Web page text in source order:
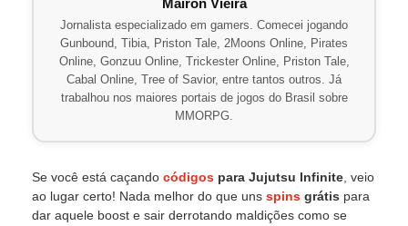
Jornalista especializado em gamers. Comecei jogando
Gunbound, Tibia, Priston Tale, 2Moons Online, Pirates
Online, Gonzuu Online, Trickester Online, Priston Tale,
Cabal Online, Tree of Savior, entre tantos outros. Já
trabalhou nos maiores portais de jogos do Brasil sobre
MMORPG.
Se você está caçando códigos para Jujutsu Infinite , veio
ao lugar certo! Nada melhor do que uns spins grátis para
dar aquele boost e sair derrotando maldições como se